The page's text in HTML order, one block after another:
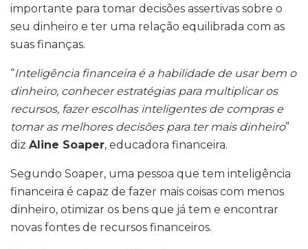
importante para tomar decisões assertivas sobre o
seu dinheiro e ter uma relação equilibrada com as
suas finanças.
“Inteligência financeira é a habilidade de usar bem o
dinheiro, conhecer estratégias para multiplicar os
recursos, fazer escolhas inteligentes de compras e
tomar as melhores decisões para ter mais dinheiro”
diz Aline Soaper, educadora financeira.
Segundo Soaper, uma pessoa que tem inteligência
financeira é capaz de fazer mais coisas com menos
dinheiro, otimizar os bens que já tem e encontrar
novas fontes de recursos financeiros.